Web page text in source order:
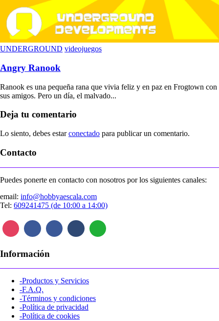
UNDERGROUND videojuegos
Angry Ranook
Ranook es una pequeña rana que vivia feliz y en paz en Frogtown con
sus amigos. Pero un día, el malvado...
Deja tu comentario
Lo siento, debes estarconectado para publicar un comentario.
Contacto
Puedes ponerte en contacto con nosotros por los siguientes canales:
email: info@hobbyaescala.com
Tel: 609241475 (de 10:00 a 14:00)
Información
-Productos y Servicios
-F.A.Q.
-Términos y condiciones
-Política de privacidad
-Política de cookies